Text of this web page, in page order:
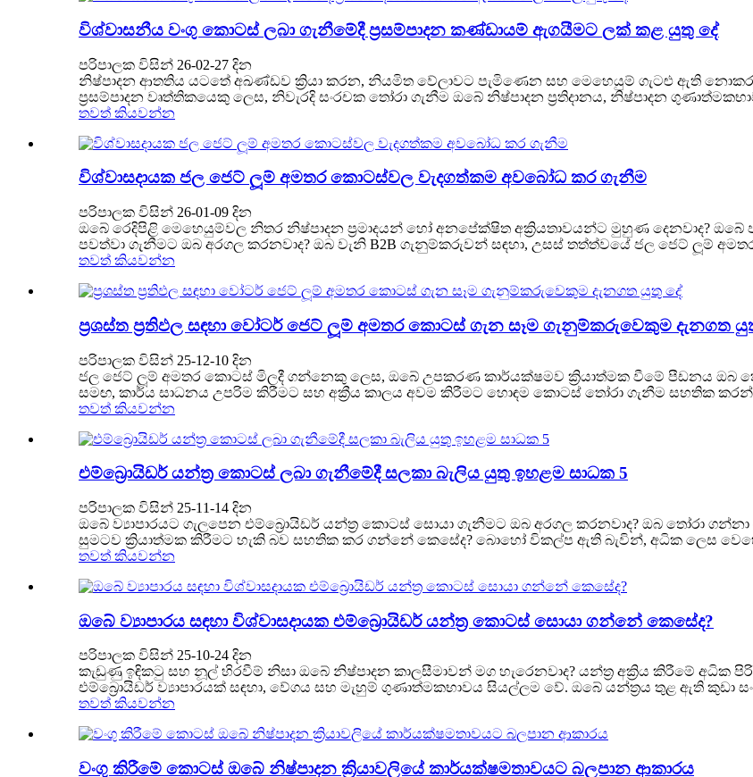
විශ්වාසනීය වංගු කොටස් ලබා ගැනීමේදී ප්‍රසම්පාදන කණ්ඩායම් ඇගයීමට ලක් කළ යුතු දේ
පරිපාලක විසින් 26-02-27 දින
නිෂ්පාදන ආතතිය යටතේ අඛණ්ඩව ක්‍රියා කරන, නියමිත වේලාවට පැමිණෙන සහ මෙහෙයුම් ගැටළු ඇති
ප්‍රසම්පාදන වෘත්තිකයෙකු ලෙස, නිවැරදි සංරචක තෝරා ගැනීම ඔබේ නිෂ්පාදන ප්‍රතිදානය, නිෂ්පාදන
තවත් කියවන්න
විශ්වාසදායක ජල ජෙට් ලූම් අමතර කොටස්වල වැදගත්කම අවබෝධ කර ගැනීම
පරිපාලක විසින් 26-01-09 දින
ඔබේ රෙදිපිළි මෙහෙයුම්වල නිතර නිෂ්පාදන ප්‍රමාදයන් හෝ අනපේක්ෂිත අක්‍රියතාවයන්ට මුහුණ දෙනවාද? ඔබේ
පවත්වා ගැනීමට ඔබ අරගල කරනවාද? ඔබ වැනි B2B ගැනුම්කරුවන් සඳහා, උසස් තත්ත්වයේ ජල ජෙට් ලූම්
තවත් කියවන්න
ප්‍රශස්ත ප්‍රතිඵල සඳහා වෝටර් ජෙට් ලූම් අමතර කොටස් ගැන සෑම ගැනුම්කරුවෙකුම දැනගත
පරිපාලක විසින් 25-12-10 දින
ජල ජෙට් ලූම් අමතර කොටස් මිලදී ගන්නෙකු ලෙස, ඔබේ උපකරණ කාර්යක්ෂමව ක්‍රියාත්මක වීමේ පීඩනය
සමඟ, කාර්ය සාධනය උපරිම කිරීමට සහ අක්‍රීය කාලය අවම කිරීමට හොඳම කොටස් තෝරා ගැනීම සහතික
තවත් කියවන්න
එම්බ්‍රොයිඩර් යන්ත්‍ර කොටස් ලබා ගැනීමේදී සලකා බැලිය යුතු ඉහළම සාධක 5
පරිපාලක විසින් 25-11-14 දින
ඔබේ ව්‍යාපාරයට ගැලපෙන එම්බ්‍රොයිඩර් යන්ත්‍ර කොටස් සොයා ගැනීමට ඔබ අරගල කරනවාද? ඔබ තෝරා
සුමටව ක්‍රියාත්මක කිරීමට හැකි බව සහතික කර ගන්නේ කෙසේද? බොහෝ විකල්ප ඇති බැවින්, අධික ලෙස
තවත් කියවන්න
ඔබේ ව්‍යාපාරය සඳහා විශ්වාසදායක එම්බ්‍රොයිඩර් යන්ත්‍ර කොටස් සොයා ගන්නේ කෙසේද?
පරිපාලක විසින් 25-10-24 දින
කැඩුණු ඉඳිකටු සහ නූල් හිරවීම් නිසා ඔබේ නිෂ්පාදන කාලසීමාවන් මග හැරෙනවාද? යන්ත්‍ර අක්‍රිය කිරීමේ අධික
එම්බ්‍රොයිඩර් ව්‍යාපාරයක් සඳහා, වේගය සහ මැහුම් ගුණාත්මකභාවය සියල්ලම වේ. ඔබේ යන්ත්‍රය තුළ ඇති කුඩා
තවත් කියවන්න
වංගු කිරීමේ කොටස් ඔබේ නිෂ්පාදන ක්‍රියාවලියේ කාර්යක්ෂමතාවයට බලපාන ආකාරය